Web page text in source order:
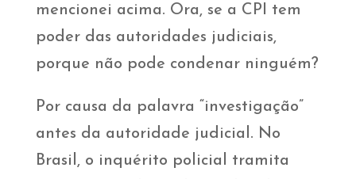
mencionei acima. Ora, se a CPI tem
poder das autoridades judiciais,
porque não pode condenar ninguém?
Por causa da palavra “investigação”
antes da autoridade judicial. No
Brasil, o inquérito policial tramita